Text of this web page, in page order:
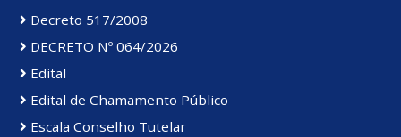
Decreto 517/2008
DECRETO Nº 064/2026
Edital
Edital de Chamamento Público
Escala Conselho Tutelar